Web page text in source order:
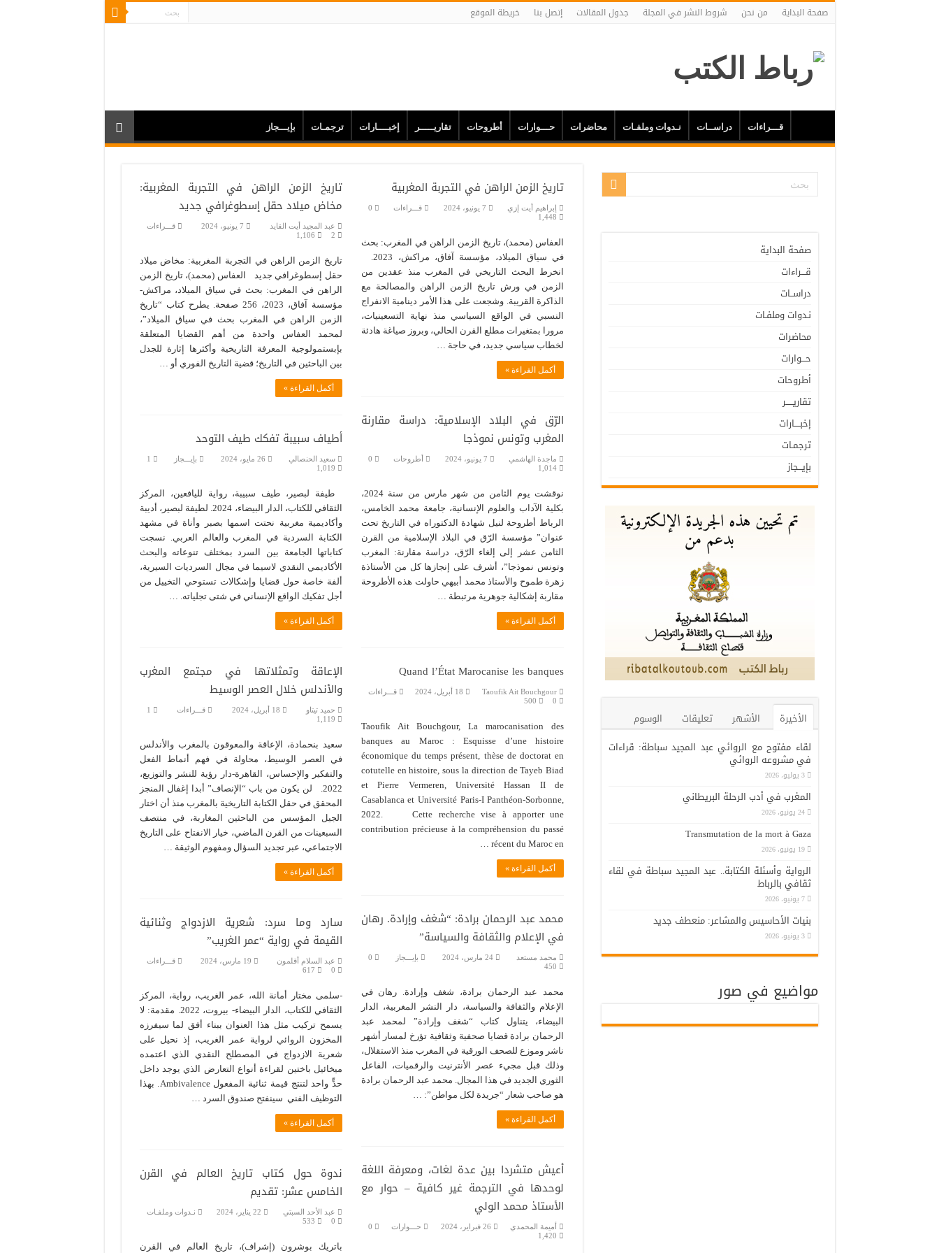
صفحة البداية من نحن شروط النشر في المجلة جدول المقالات إتصل بنا خريطة الموقع
قـــراءات دراســات نـدوات وملفـات محاضرات حـــوارات أطروحات تقاريـــــر إخبــــارات ترجمـات بإيـــجاز
تاريخ الزمن الراهن في التجربة المغربية
إبراهيم أيت إزي 7 يونيو، 2024 قـــراءات
0
1,448
العفاس (محمد)، تاريخ الزمن الراهن في المغرب: بحث
في سياق الميلاد، مؤسسة آفاق، مراكش، 2023.
انخرط البحث التاريخي في المغرب منذ عقدين من
الزمن في ورش تاريخ الزمن الراهن والمصالحة مع
الذاكرة القريبة. وشجعت على هذا الأمر دينامية الانفراج
النسبي في الواقع السياسي منذ نهاية التسعينيات،
مرورا بمتغيرات مطلع القرن الحالي، وبروز صياغة هادئة
لخطاب سياسي جديد، في حاجة …
أكمل القراءة »
تاريخ الزمن الراهن في التجربة المغربية:
مخاض ميلاد حقل إسطوغرافي جديد
عبد المجيد أيت القايد 7 يونيو، 2024
قـــراءات
2
1,106
تاريخ الزمن الراهن في التجربة المغربية: مخاض ميلاد
حقل إسطوغرافي جديد العفاس (محمد)، تاريخ الزمن
الراهن في المغرب: بحث في سياق الميلاد، مراكش-
مؤسسة آفاق، 2023، 256 صفحة. يطرح كتاب “تاريخ
الزمن الراهن في المغرب بحث في سياق الميلاد”،
لمحمد العفاس واحدة من أهم القضايا المتعلقة
بإبستمولوجية المعرفة التاريخية وأكثرها إثارة للجدل
بين الباحثين في التاريخ؛ قضية التاريخ الفوري أو …
أكمل القراءة »
الرّق في البلاد الإسلامية: دراسة مقارنة
المغرب وتونس نموذجا
ماجدة الهاشمي 7 يونيو، 2024 أطروحات
0
1,014
نوقشت يوم الثامن من شهر مارس من سنة 2024،
بكلية الآداب والعلوم الإنسانية، جامعة محمد الخامس،
الرباط أطروحة لنيل شهادة الدكتوراه في التاريخ تحت
عنوان” مؤسسة الرّق في البلاد الإسلامية من القرن
الثامن عشر إلى إلغاء الرّق، دراسة مقارنة: المغرب
وتونس نموذجا”، أشرف على إنجازها كل من الأستاذة
زهرة طموح والأستاذ محمد أبيهي حاولت هذه الأطروحة
مقاربة إشكالية جوهرية مرتبطة …
أكمل القراءة »
أطياف سبيبة تفكك طيف التوحد
سعيد الحنصالي 26 مايو، 2024 بإيـــجاز
1
1,019
طيفة لبصير، طيف سبيبة، رواية لليافعين، المركز
الثقافي للكتاب، الدار البيضاء، 2024. لطيفة لبصير، أديبة
وأكاديمية مغربية نحتت اسمها بصبر وأناة في مشهد
الكتابة السردية في المغرب والعالم العربي. نسجت
كتاباتها الجامعة بين السرد بمختلف تنوعاته والبحث
الأكاديمي النقدي لاسيما في مجال السرديات السيرية،
ألفة خاصة حول قضايا وإشكالات تستوحي التخييل من
أجل تفكيك الواقع الإنساني في شتى تجلياته. …
أكمل القراءة »
Quand l’État Marocanise les banques
Taoufik Ait Bouchgour 18 أبريل، 2024
قـــراءات
0
500
Taoufik Ait Bouchgour, La marocanisation des
banques au Maroc : Esquisse d’une histoire
économique du temps présent, thèse de doctorat en
cotutelle en histoire, sous la direction de Tayeb Biad
et Pierre Vermeren, Université Hassan II de
Casablanca et Université Paris-I Panthéon-Sorbonne,
2022. Cette recherche vise à apporter une
contribution précieuse à la compréhension du passé
récent du Maroc en …
أكمل القراءة »
الإعاقة وتمثلاتها في مجتمع المغرب
والأندلس خلال العصر الوسيط
حميد تيتاو 18 أبريل، 2024 قـــراءات
1
1,119
سعيد بنحمادة، الإعاقة والمعوقون بالمغرب والأندلس
في العصر الوسيط، محاولة في فهم أنماط الفعل
والتفكير والإحساس، القاهرة-دار رؤية للنشر والتوزيع،
2022. لن يكون من باب “الإنصاف” أبدا إغفال المنجز
المحقق في حقل الكتابة التاريخية بالمغرب منذ أن اختار
الجيل المؤسس من الباحثين المغاربة، في منتصف
السبعينات من القرن الماضي، خيار الانفتاح على التاريخ
الاجتماعي، عبر تجديد السؤال ومفهوم الوثيقة …
أكمل القراءة »
محمد عبد الرحمان برادة: “شغف وإرادة. رهان
في الإعلام والثقافة والسياسة”
محمد مستعد 24 مارس، 2024 بإيـــجاز
0
450
محمد عبد الرحمان برادة، شغف وإرادة. رهان في
الإعلام والثقافة والسياسة، دار النشر المغربية، الدار
البيضاء، يتناول كتاب “شغف وإرادة” لمحمد عبد
الرحمان برادة قضايا صحفية وثقافية تؤرخ لمسار أشهر
ناشر وموزع للصحف الورقية في المغرب منذ الاستقلال،
وذلك قبل مجيء عصر الأنترنيت والرقميات، الفاعل
الثوري الجديد في هذا المجال. محمد عبد الرحمان برادة
هو صاحب شعار “جريدة لكل مواطن”: …
أكمل القراءة »
سارد وما سرد: شعرية الازدواج وثنائية
القيمة في رواية “عمر الغريب”
عبد السلام أقلمون 19 مارس، 2024
قـــراءات
0
617
-سلمى مختار أمانة الله، عمر الغريب، رواية، المركز
الثقافي للكتاب، الدار البيضاء- بيروت، 2022. مقدمة: لا
يسمح تركيب مثل هذا العنوان ببناء أفق لما سيفرزه
المخزون الروائي لرواية عمر الغريب، إذ نحيل على
شعرية الازدواج في المصطلح النقدي الذي اعتمده
ميخائيل باختين لقراءة أنواع التعارض الذي يوجد داخل
حدٍّ واحد لتنتج قيمة ثنائية المفعول Ambivalence. بهذا
التوظيف الفني سينفتح صندوق السرد …
أكمل القراءة »
أعيش متشردا بين عدة لغات، ومعرفة اللغة
لوحدها في الترجمة غير كافية – حوار مع
الأستاذ محمد الولي
أميمة المحمدي 26 فبراير، 2024 حـــوارات
0
1,420
ندوة حول كتاب تاريخ العالم في القرن
الخامس عشر: تقديم
عبد الأحد السبتي 22 يناير، 2024
نـدوات وملفـات
0
533
باتريك بوشرون (إشراف)، تاريخ العالم في القرن
صفحة البداية
قـــراءات
دراســات
نـدوات وملفـات
محاضرات
حـــوارات
أطروحات
تقاريـــــر
إخبــــارات
ترجمـات
بإيـــجاز
الأخيرة الأشهر تعليقات
الوسوم
لقاء مفتوح مع الروائي عبد المجيد سباطة: قراءات
في مشروعه الروائي
3 يوليو، 2026
المغرب في أدب الرحلة البريطاني
24 يونيو، 2026
Transmutation de la mort à Gaza
19 يونيو، 2026
الرواية وأسئلة الكتابة.. عبد المجيد سباطة في لقاء
ثقافي بالرباط
7 يونيو، 2026
بنيات الأحاسيس والمشاعر: منعطف جديد
3 يونيو، 2026
مواضيع في صور